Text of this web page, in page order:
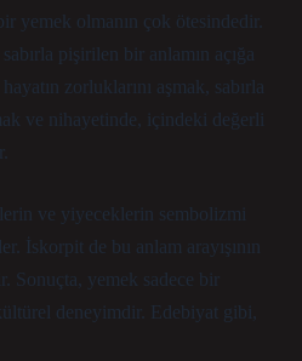
yemek olmanın çok ötesindedir.
pişirilen bir anlamın açığa
zorluklarını aşmak, sabırla
ve nihayetinde, içindeki değerli
ve yiyeceklerin sembolizmi
İskorpit de bu anlam arayışının
Sonuçta, yemek sadece bir
deneyimdir. Edebiyat gibi,